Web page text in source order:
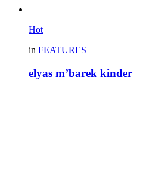
Hot
in FEATURES
elyas m’barek kinder